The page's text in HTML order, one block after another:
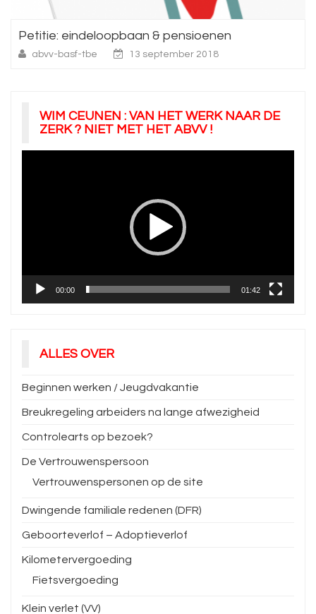
Petitie: eindeloopbaan & pensioenen
abvv-basf-tbe 13 september 2018
WIM CEUNEN : VAN HET WERK NAAR DE
ZERK ? NIET MET HET ABVV !
00:00 01:42
ALLES OVER
Beginnen werken / Jeugdvakantie
Breukregeling arbeiders na lange afwezigheid
Controlearts op bezoek?
De Vertrouwenspersoon
Vertrouwenspersonen op de site
Dwingende familiale redenen (DFR)
Geboorteverlof – Adoptieverlof
Kilometervergoeding
Fietsvergoeding
Klein verlet (VV)